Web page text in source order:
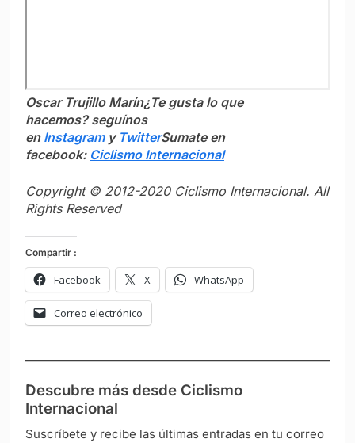
Oscar Trujillo Marín¿Te gusta lo que
hacemos? seguínos
en Instagramy TwitterSumate en
facebook: Ciclismo Internacional
Copyright © 2012-2020 Ciclismo Internacional. All
Rights Reserved
Compartir :
Facebook X WhatsApp
Correo electrónico
Descubre más desde Ciclismo
Internacional
Suscríbete y recibe las últimas entradas en tu correo